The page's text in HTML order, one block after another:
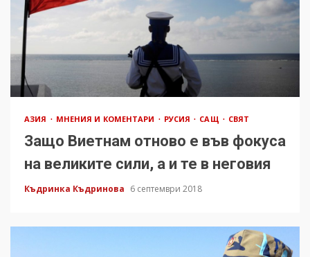
АЗИЯ МНЕНИЯ И КОМЕНТАРИ РУСИЯ САЩ СВЯТ
Защо Виетнам отново е във фокуса
на великите сили, а и те в неговия
Къдринка Къдринова 6 септември 2018